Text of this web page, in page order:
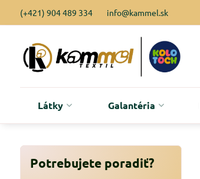
(+421) 904 489 334 info@kammel.sk
Látky Galantéria
Potrebujete poradiť?